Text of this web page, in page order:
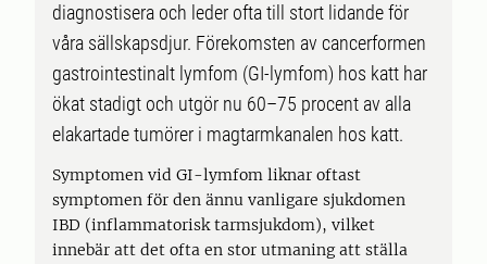
diagnostisera och leder ofta till stort lidande för
våra sällskapsdjur. Förekomsten av cancerformen
gastrointestinalt lymfom (GI-lymfom) hos katt har
ökat stadigt och utgör nu 60–75 procent av alla
elakartade tumörer i magtarmkanalen hos katt.
Symptomen vid GI-lymfom liknar oftast
symptomen för den ännu vanligare sjukdomen
IBD (inflammatorisk tarmsjukdom), vilket
innebär att det ofta en stor utmaning att ställa